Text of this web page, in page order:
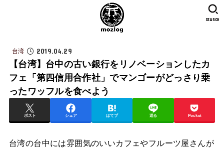
SEARCH
台湾 2019.04.29
【台湾】台中の古い銀行をリノベーションしたカ
フェ「第四信用合作社」でマンゴーがどっさり乗
ったワッフルを食べよう
ポスト シェア はてブ 送る Pocket
台湾の台中には雰囲気のいいカフェやフルーツ屋さんが